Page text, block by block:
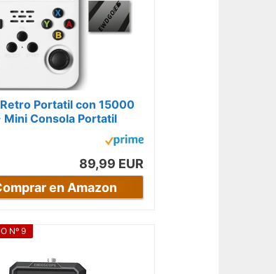
Portatil con 15000
Mini Consola Portatil
de PS1, PSP, N64,
89,99 EUR
en Amazon
Nº 9